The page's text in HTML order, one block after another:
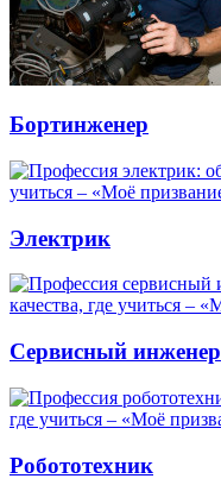
Бортинженер
Электрик
Сервисный инженер
Робототехник